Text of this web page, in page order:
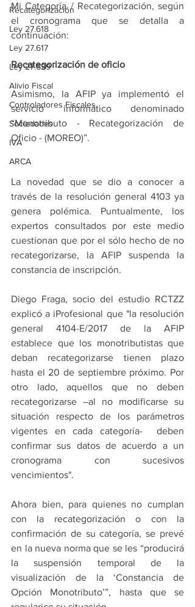
Recategorización
Ley 27.618
Ley 27.617
Ley 27.639
Alivio Fiscal
Controladores Fiscales
Sociedades
IVA
ARCA
Mi Categoría / Recategorización, según
el cronograma que se detalla a
continuación:
Recategorización de oficio
Asimismo, la AFIP ya implementó el
servicio informático denominado
“Monotributo - Recategorización de
Oficio - (MOREO)”.
La novedad que se dio a conocer a
través de la resolución general 4103 ya
genera polémica. Puntualmente, los
expertos consultados por este medio
cuestionan que por el sólo hecho de no
recategorizarse, la AFIP suspenda la
constancia de inscripción.
Diego Fraga, socio del estudio RCTZZ
explicó a iProfesional que "la resolución
general 4104-E/2017 de la AFIP
establece que los monotributistas que
deban recategorizarse tienen plazo
hasta el 20 de septiembre próximo. Por
otro lado, aquellos que no deben
recategorizarse –al no modificarse su
situación respecto de los parámetros
vigentes en cada categoría-  deben
confirmar sus datos de acuerdo a un
cronograma con sucesivos
vencimientos".
Ahora bien, para quienes no cumplan
con la recategorización o con la
confirmación de su categoría, se prevé
en la nueva norma que se les “producirá
la suspensión temporal de la
visualización de la ‘Constancia de
Opción Monotributo’”, hasta que se